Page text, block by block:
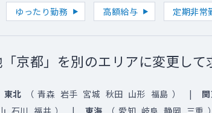
ゆったり勤務 高額給与 定期非常
京都」を別のエリアに変更して
東北 （ 青森 岩手 宮城 秋田 山形 福島 ）
石川 福井 ） 東海 （ 愛知 岐阜 静岡 三重 ）